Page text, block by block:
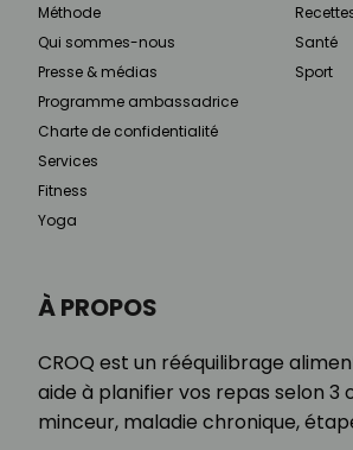
À PROPOS
CROQ est un rééquilibrage
aide à planifier vos repas selon 3
minceur, maladie chronique,
Méthode
Qui sommes-nous
Presse & médias
Programme ambassadrice
Charte de confidentialité
Services
Fitness
Yoga
Santé
Sport